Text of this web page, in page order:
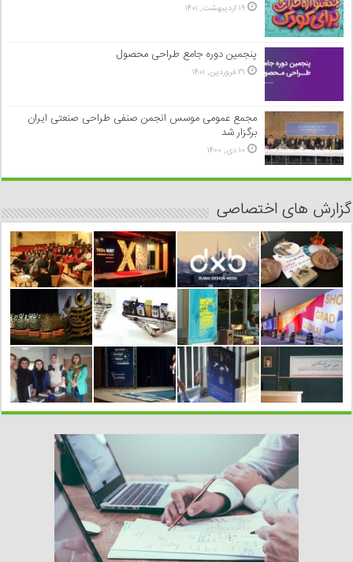
۱۹ اردیبهشت, ۱۴۰۱
پنجمین دوره جامع طراحی محصول
۳۱ فروردین, ۱۴۰۱
مجمع عمومی موسس انجمن صنفی طراحی صنعتی ایران
برگزار شد
۱۰ دی, ۱۴۰۰
گزارش های اختصاصی